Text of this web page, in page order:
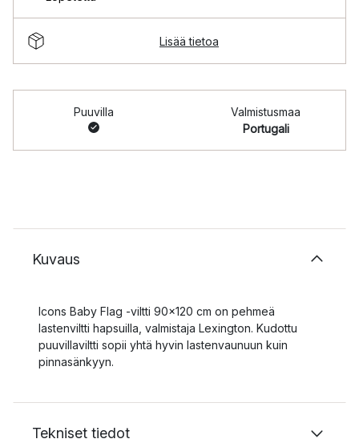
Lisää tietoa
Puuvilla
Valmistusmaa
Portugali
Kuvaus
Icons Baby Flag -viltti 90x120 cm on pehmeä
lastenviltti hapsuilla, valmistaja Lexington. Kudottu
puuvillaviltti sopii yhtä hyvin lastenvaunuun kuin
pinnasänkyyn.
Tekniset tiedot